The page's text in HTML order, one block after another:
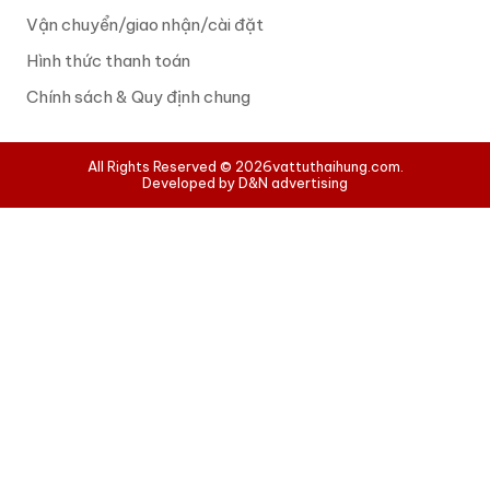
Vận chuyển/giao nhận/cài đặt
Hình thức thanh toán
Chính sách & Quy định chung
All Rights Reserved © 2026vattuthaihung.com.
Developed by D&N advertising